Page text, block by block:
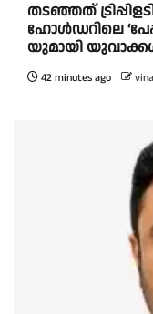
തടഞ്ഞത്
ഹോൾഡറിലെ
യുമായി
42 minutes ago